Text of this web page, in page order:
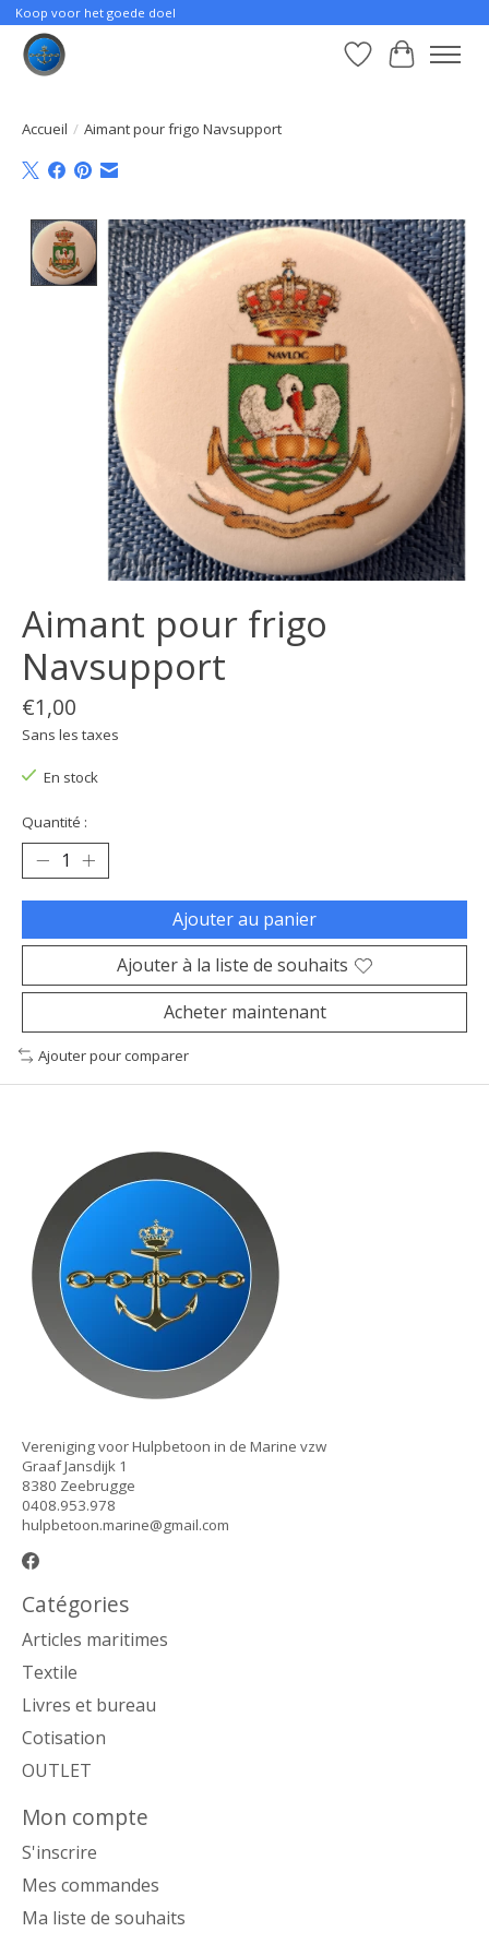
Koop voor het goede doel
Liste dePanier
Accueil / Aimant pour frigo Navsupport
Product image slideshow Items
Aimant pour frigo
Navsupport
€1,00
Sans les taxes
En stock
Quantité :
Ajouter au panier
Ajouter à la liste de souhaits
Acheter maintenant
Ajouter pour comparer
Vereniging voor Hulpbetoon in de Marine vzw
Graaf Jansdijk 1
8380 Zeebrugge
0408.953.978
hulpbetoon.marine@gmail.com
Catégories
Articles maritimes
Textile
Livres et bureau
Cotisation
OUTLET
Mon compte
S'inscrire
Mes commandes
Ma liste de souhaits